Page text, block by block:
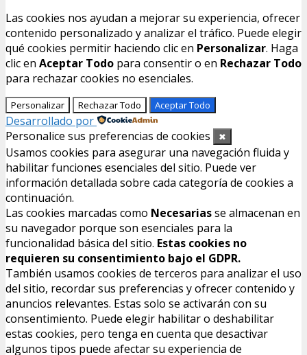
Las cookies nos ayudan a mejorar su experiencia, ofrecer
contenido personalizado y analizar el tráfico. Puede elegir
qué cookies permitir haciendo clic en Personalizar. Haga
clic en Aceptar Todo para consentir o en Rechazar Todo
para rechazar cookies no esenciales.
Personalizar Rechazar Todo Aceptar Todo
Desarrollado por
Personalice sus preferencias de cookies
✖
Usamos cookies para asegurar una navegación fluida y
habilitar funciones esenciales del sitio. Puede ver
información detallada sobre cada categoría de cookies a
continuación.
Las cookies marcadas como Necesariasse almacenan en
su navegador porque son esenciales para la
funcionalidad básica del sitio. Estas cookies no
requieren su consentimiento bajo el GDPR.
También usamos cookies de terceros para analizar el uso
del sitio, recordar sus preferencias y ofrecer contenido y
anuncios relevantes. Estas solo se activarán con su
consentimiento. Puede elegir habilitar o deshabilitar
estas cookies, pero tenga en cuenta que desactivar
algunos tipos puede afectar su experiencia de